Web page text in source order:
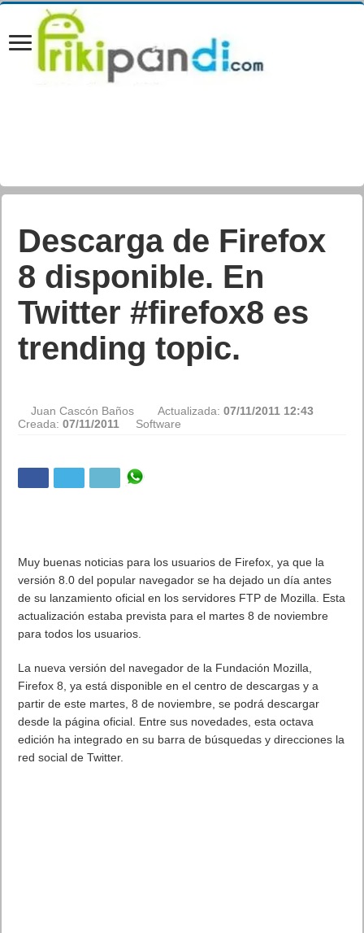
Descarga de Firefox
8 disponible. En
Twitter #firefox8 es
trending topic.
Juan Cascón Baños Actualizada:07/11/2011 12:43
Creada:07/11/2011 Software
Muy buenas noticias para los usuarios de Firefox, ya que la
versión 8.0 del popular navegador se ha dejado un día antes
de su lanzamiento oficial en los servidores FTP de Mozilla. Esta
actualización estaba prevista para el martes 8 de noviembre
para todos los usuarios.
La nueva versión del navegador de la Fundación Mozilla,
Firefox 8, ya está disponible en el centro de descargas y a
partir de este martes, 8 de noviembre, se podrá descargar
desde la página oficial. Entre sus novedades, esta octava
edición ha integrado en su barra de búsquedas y direcciones la
red social de Twitter.